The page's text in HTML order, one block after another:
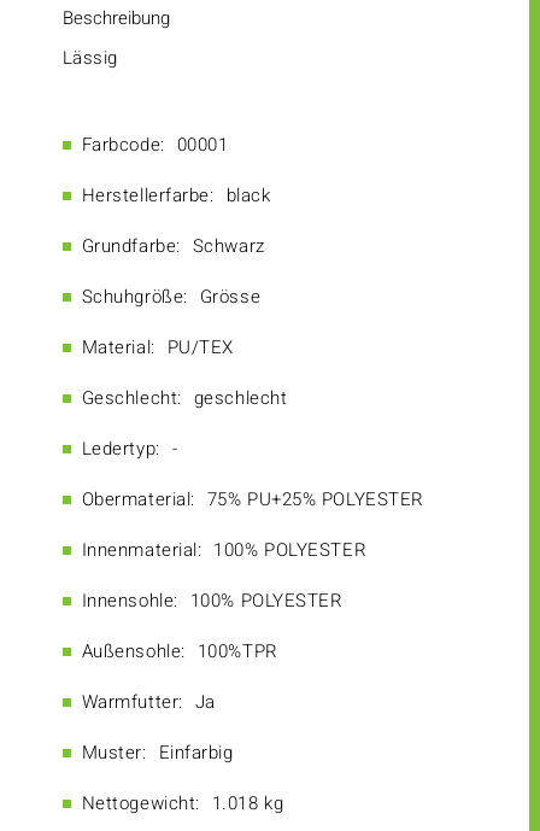
Beschreibung
Lässig
Farbcode: 00001
Herstellerfarbe: black
Grundfarbe: Schwarz
Schuhgröße: Grösse
Material: PU/TEX
Geschlecht: geschlecht
Ledertyp: -
Obermaterial: 75% PU+25% POLYESTER
Innenmaterial: 100% POLYESTER
Innensohle: 100% POLYESTER
Außensohle: 100%TPR
Warmfutter: Ja
Muster: Einfarbig
Nettogewicht: 1.018 kg